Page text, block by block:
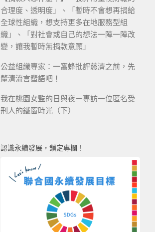
合理度、透明度」、「暫時不會想再捐給
全球性組織，想支持更多在地服務型組
織」、「對社會或自己的想法一陣一陣改
變，讓我暫時無捐款意願」
公益組織專家：一窩蜂批評慈濟之前，先
釐清流言蜚語吧！
我在桃園女監的日與夜－專訪一位匿名受
刑人的鐵窗時光（下）
認識永續發展，鎖定專欄！